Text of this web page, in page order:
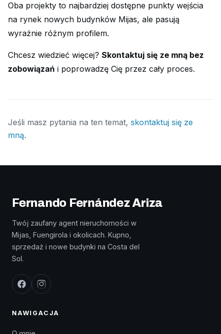
Oba projekty to najbardziej dostępne punkty wejścia
na rynek nowych budynków Mijas, ale pasują
wyraźnie różnym profilem.
Chcesz wiedzieć więcej? Skontaktuj się ze mną bez
zobowiązań i poprowadzę Cię przez cały proces.
Jeśli masz pytania na ten temat, skontaktuj się ze
mną.
Fernando Fernández Ariza
Twój zaufany agent nieruchomości w
Mijas, Fuengirola i okolicach. Kupno,
sprzedaż i nowe budynki na Costa del
Sol.
NAWIGACJA